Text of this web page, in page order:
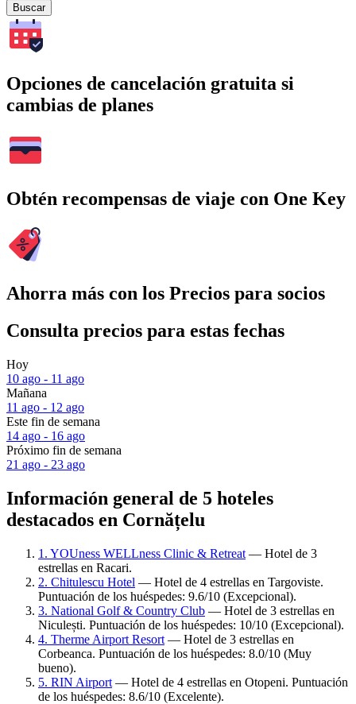
Buscar
Opciones de cancelación gratuita si
cambias de planes
Obtén recompensas de viaje con One Key
Ahorra más con los Precios para socios
Consulta precios para estas fechas
Hoy
10 ago - 11 ago
Mañana
11 ago - 12 ago
Este fin de semana
14 ago - 16 ago
Próximo fin de semana
21 ago - 23 ago
Información general de 5 hoteles
destacados en Cornățelu
1. YOUness WELLness Clinic & Retreat — Hotel de 3
estrellas en Racari.
2. Chitulescu Hotel — Hotel de 4 estrellas en Targoviste.
Puntuación de los huéspedes: 9.6/10 (Excepcional).
3. National Golf & Country Club — Hotel de 3 estrellas en
Niculești. Puntuación de los huéspedes: 10/10 (Excepcional).
4. Therme Airport Resort — Hotel de 3 estrellas en
Corbeanca. Puntuación de los huéspedes: 8.0/10 (Muy
bueno).
5. RIN Airport — Hotel de 4 estrellas en Otopeni. Puntuación
de los huéspedes: 8.6/10 (Excelente).